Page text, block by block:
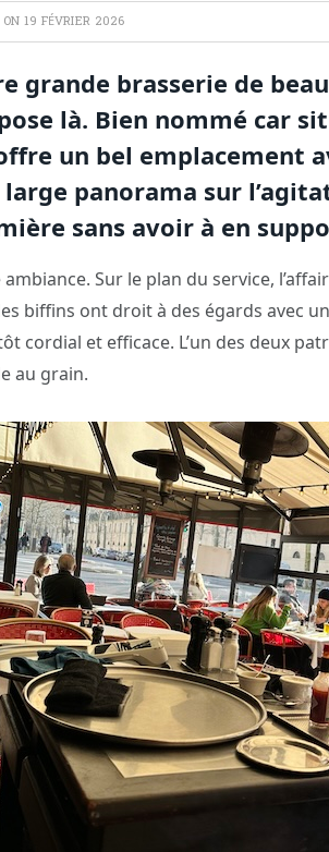
ON 19 FÉVRIER 2026
grande brasserie de
là. Bien nommé car
un bel emplacement
panorama sur
sans avoir à en
Sur le plan du service,
biffins ont droit à des égards avec
cordial et efficace. L’un des deux
au grain.